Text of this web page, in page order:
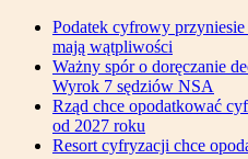
Podatek cyfrowy
mają wątpliwości
Ważny spór o doręczanie
Wyrok 7 sędziów NSA
Rząd chce opodatkować
od 2027 roku
Resort cyfryzacji chce